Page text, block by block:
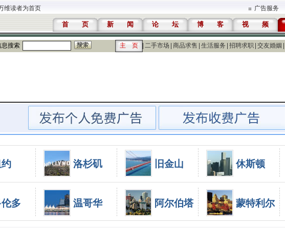
维读者为首页 广告服务
首 页 新 闻 论 坛 博 客 视 频
息搜索 主 页 二手市场 商品求售 生活服务 招聘求职 交友婚姻
洛杉矶 旧金山 休斯顿
多 温哥华 阿尔伯塔 蒙特利尔